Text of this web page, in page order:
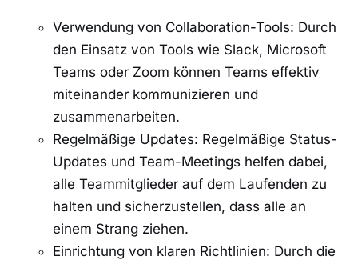
Verwendung‌ von Collaboration-Tools: ​Durch‍
den Einsatz von Tools wie Slack, Microsoft
Teams oder Zoom können Teams effektiv
miteinander​ kommunizieren ⁣und
zusammenarbeiten.
Regelmäßige‍ Updates: Regelmäßige ‍Status-
Updates⁣ und ‌Team-Meetings helfen dabei,
⁢alle Teammitglieder ⁤auf dem Laufenden zu
halten und sicherzustellen, dass alle an
einem‌ Strang ziehen.
Einrichtung von klaren Richtlinien: ​Durch⁣ die